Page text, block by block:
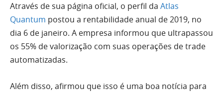
Através de sua página oficial, o perfil da Atlas
Quantum postou a rentabilidade anual de 2019, no
dia 6 de janeiro. A empresa informou que ultrapassou
os 55% de valorização com suas operações de trade
automatizadas.
Além disso, afirmou que isso é uma boa notícia para